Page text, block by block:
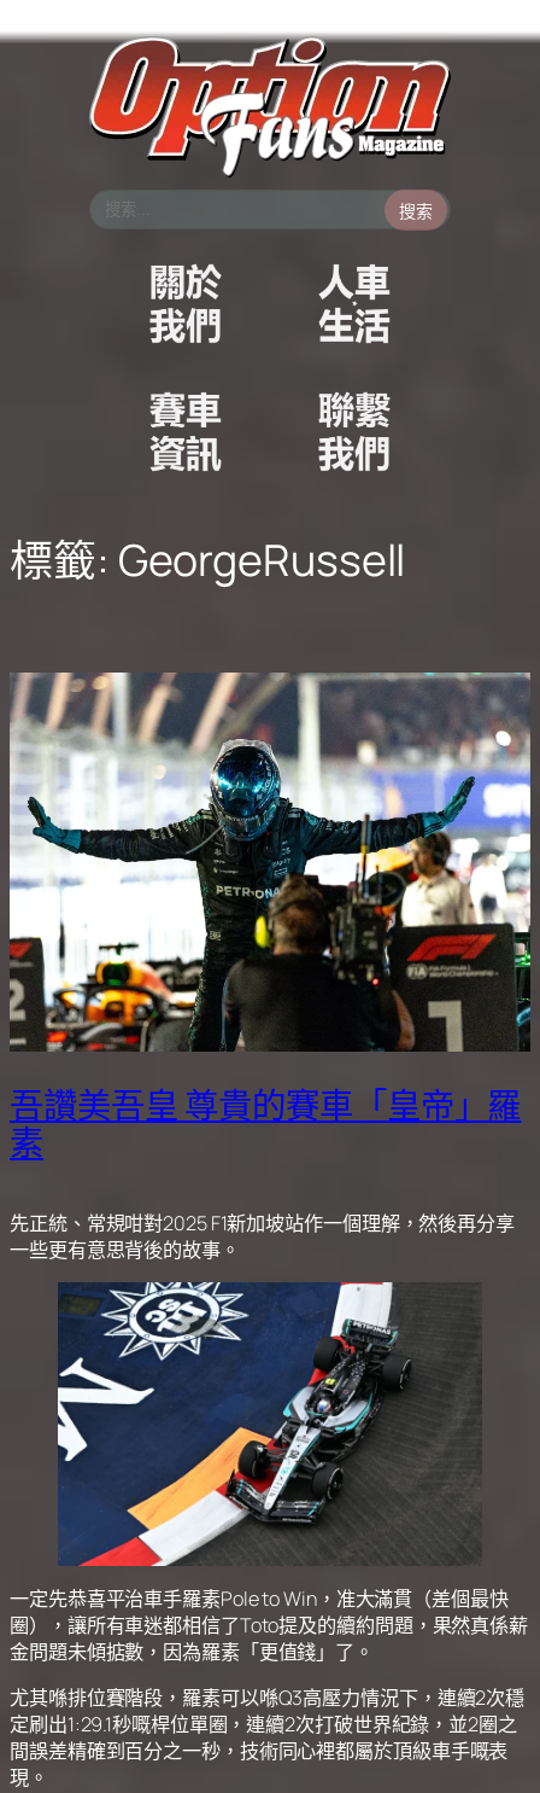
跳
搜索
標籤: GeorgeRussell
吾讚美吾皇 尊貴的賽車「皇帝」羅
素
先正統、常規咁對2025 F1新加坡站作一個理解，然後再分享
一些更有意思背後的故事。
一定先恭喜平治車手羅素Pole to Win，准大滿貫（差個最快
圈），讓所有車迷都相信了Toto提及的續約問題，果然真係薪
金問題未傾掂數，因為羅素「更值錢」了。
尤其喺排位賽階段，羅素可以喺Q3高壓力情況下，連續2次穩
定刷出1:29.1秒嘅桿位單圈，連續2次打破世界紀錄，並2圈之
間誤差精確到百分之一秒，技術同心裡都屬於頂級車手嘅表
現。